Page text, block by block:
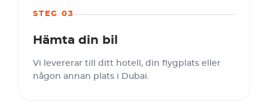
STEG 03
Hämta din bil
Vi levererar till ditt hotell, din flygplats eller
någon annan plats i Dubai.